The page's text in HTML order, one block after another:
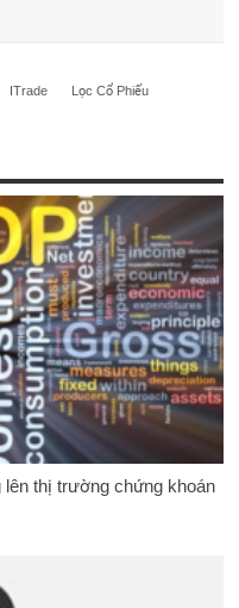
ITrade Lọc Cổ Phiếu
thị trường chứng khoán